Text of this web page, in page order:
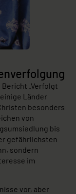
Bericht „Verfolgt
Länder
besonders
von
bis
gefährlichsten
sondern
im
vor, aber